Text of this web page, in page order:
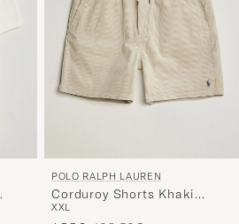
POLO RALPH LAUREN
Corduroy Shorts Khaki
Stone
XXL